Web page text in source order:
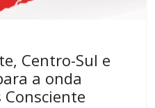
Centro-Sul e
a onda